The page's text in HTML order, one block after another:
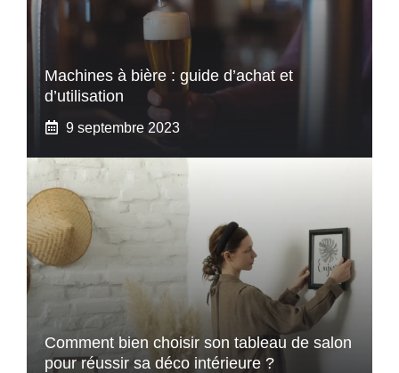
Machines à bière : guide d’achat et
d’utilisation
9 septembre 2023
Comment bien choisir son tableau de salon
pour réussir sa déco intérieure ?